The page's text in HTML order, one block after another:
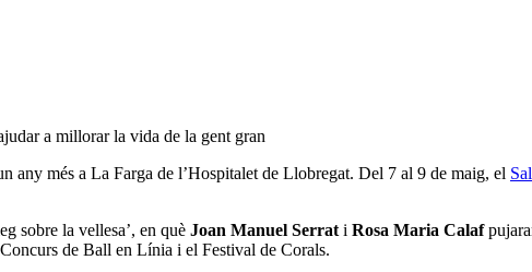
a millorar la vida de la gent gran
any més a La Farga de l’Hospitalet de Llobregat. Del 7 al 9 de maig, el
sobre la vellesa’, en què Joan Manuel Serrat i Rosa Maria Calaf
de Ball en Línia i el Festival de Corals.